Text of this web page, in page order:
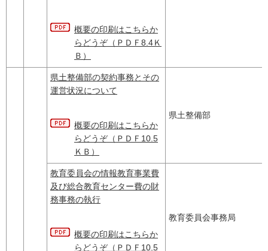
概要の印刷はこちらか
らどうぞ（ＰＤＦ8.4Ｋ
Ｂ）
県土整備部の契約事務とその
運営状況について
概要の印刷はこちらか
らどうぞ（ＰＤＦ10.5
ＫＢ）
県土整備部
教育委員会の情報教育事業費
及び総合教育センター費の財
務事務の執行
概要の印刷はこちらか
らどうぞ（ＰＤＦ10.5
教育委員会事務局